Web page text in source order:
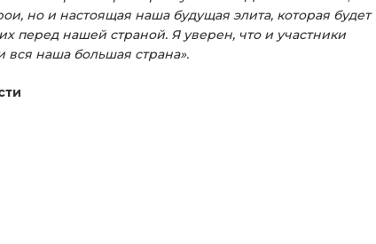
но и настоящая наша будущая элита, которая будет
перед нашей страной. Я уверен, что и участники
вся наша большая страна».